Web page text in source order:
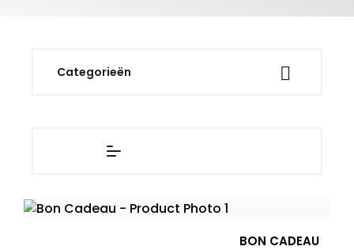
Categorieën 
BON CADEAU